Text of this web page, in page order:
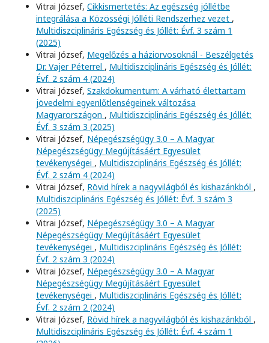
Vitrai József, Cikkismertetés: Az egészség jóllétbe
integrálása a Közösségi Jólléti Rendszerhez vezet ,
Multidiszciplináris Egészség és Jóllét: Évf. 3 szám 1
(2025)
Vitrai József, Megelőzés a háziorvosoknál - Beszélgetés
Dr. Vajer Péterrel , Multidiszciplináris Egészség és Jóllét:
Évf. 2 szám 4 (2024)
Vitrai József, Szakdokumentum: A várható élettartam
jövedelmi egyenlőtlenségeinek változása
Magyarországon , Multidiszciplináris Egészség és Jóllét:
Évf. 3 szám 3 (2025)
Vitrai József, Népegészségügy 3.0 – A Magyar
Népegészségügy Megújításáért Egyesület
tevékenységei , Multidiszciplináris Egészség és Jóllét:
Évf. 2 szám 4 (2024)
Vitrai József, Rövid hírek a nagyvilágból és kishazánkból ,
Multidiszciplináris Egészség és Jóllét: Évf. 3 szám 3
(2025)
Vitrai József, Népegészségügy 3.0 – A Magyar
Népegészségügy Megújításáért Egyesület
tevékenységei , Multidiszciplináris Egészség és Jóllét:
Évf. 2 szám 3 (2024)
Vitrai József, Népegészségügy 3.0 – A Magyar
Népegészségügy Megújításáért Egyesület
tevékenységei , Multidiszciplináris Egészség és Jóllét:
Évf. 2 szám 2 (2024)
Vitrai József, Rövid hírek a nagyvilágból és kishazánkból ,
Multidiszciplináris Egészség és Jóllét: Évf. 4 szám 1